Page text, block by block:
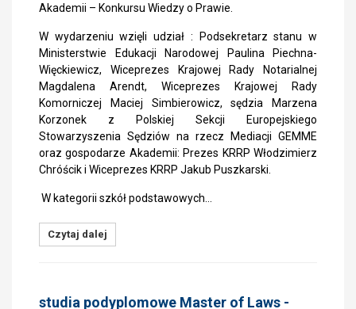
Akademii – Konkursu Wiedzy o Prawie.
W wydarzeniu wzięli udział : Podsekretarz stanu w
Ministerstwie Edukacji Narodowej Paulina Piechna-
Więckiewicz, Wiceprezes Krajowej Rady Notarialnej
Magdalena Arendt, Wiceprezes Krajowej Rady
Komorniczej Maciej Simbierowicz, sędzia Marzena
Korzonek z Polskiej Sekcji Europejskiego
Stowarzyszenia Sędziów na rzecz Mediacji GEMME
oraz gospodarze Akademii: Prezes KRRP Włodzimierz
Chróścik i Wiceprezes KRRP Jakub Puszkarski.
W kategorii szkół podstawowych…
Czytaj dalej
studia podyplomowe Master of Laws -